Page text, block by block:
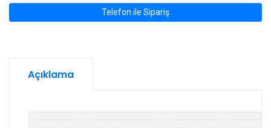
Telefon ile Sipariş
Açıklama